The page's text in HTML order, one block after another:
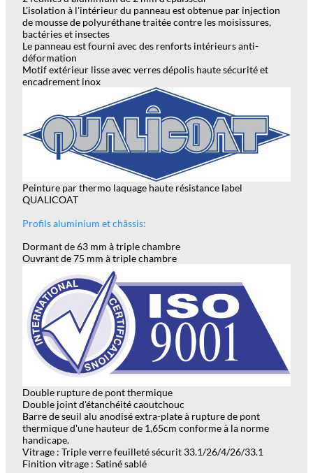
L'isolation à l'intérieur du panneau est obtenue par injection
de mousse de polyuréthane traitée contre les moisissures,
bactéries et insectes
Le panneau est fourni avec des renforts intérieurs anti-
déformation
Motif extérieur lisse avec verres dépolis haute sécurité et
encadrement inox
Peinture par thermo laquage haute résistance label
QUALICOAT
Profils aluminium et châssis:
Dormant de 63 mm à triple chambre
Ouvrant de 75 mm à triple chambre
Double rupture de pont thermique
Double joint d'étanchéité caoutchouc
Barre de seuil alu anodisé extra-plate à rupture de pont
thermique d'une hauteur de 1,65cm conforme à la norme
handicape.
Vitrage : Triple verre feuilleté sécurit 33.1/26/4/26/33.1
Finition vitrage : Satiné sablé